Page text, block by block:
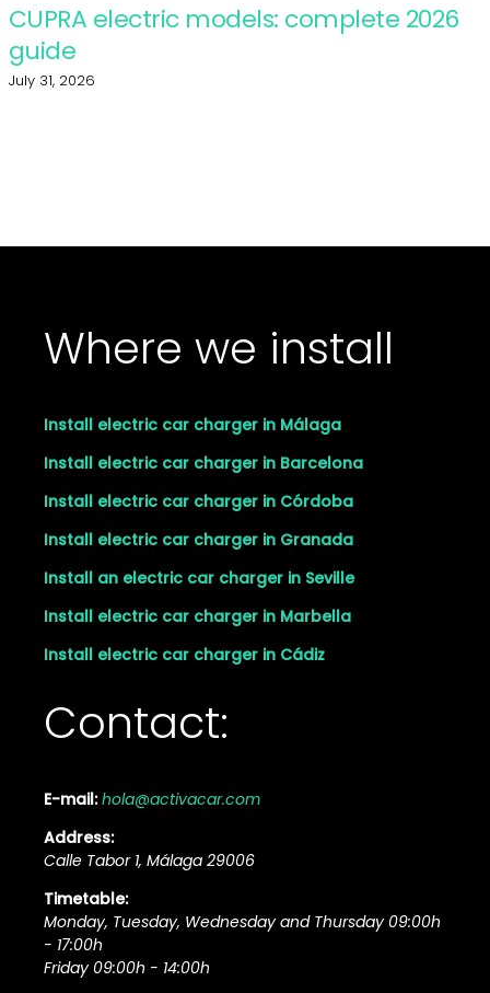
CUPRA electric models: complete 2026
guide
July 31, 2026
Where we install
Install electric car charger in Málaga
Install electric car charger in Barcelona
Install electric car charger in Córdoba
Install electric car charger in Granada
Install an electric car charger in Seville
Install electric car charger in Marbella
Install electric car charger in Cádiz
Contact:
E-mail: hola@activacar.com
Address:
Calle Tabor 1, Málaga 29006
Timetable:
Monday, Tuesday, Wednesday and Thursday 09:00h
- 17:00h
Friday 09:00h - 14:00h